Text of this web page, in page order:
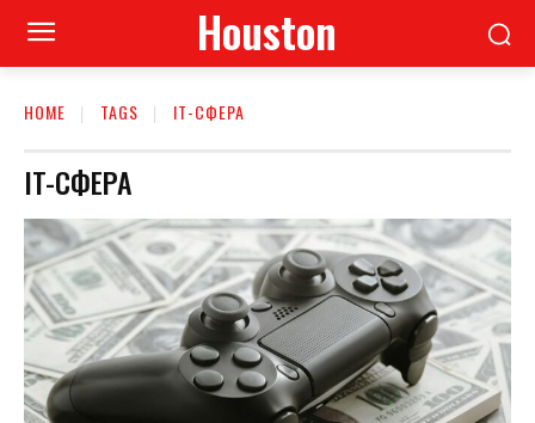
Houston
HOME TAGS IT-СФЕРА
IT-СФЕРА